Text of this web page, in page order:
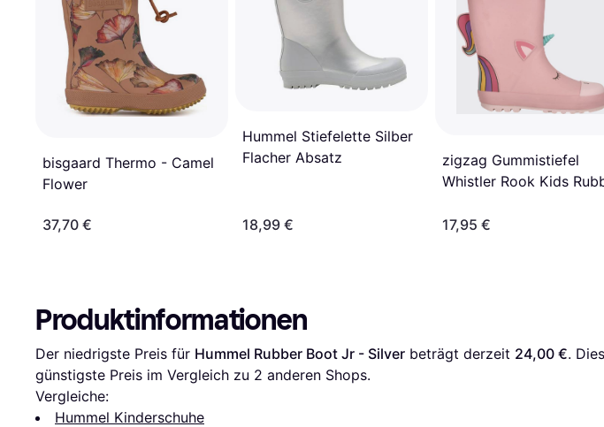
bisgaard Thermo - Camel
Flower
37,70 €
Hummel Stiefelette Silber
Flacher Absatz
18,99 €
zigzag Gummistiefel
Whistler Rook Kids
17,95 €
Produktinformationen
Der niedrigste Preis für Hummel Rubber Boot Jr - Silver beträgt derzeit 24,00 €.
günstigste Preis im Vergleich zu 2 anderen Shops.
Vergleiche:
Hummel Kinderschuhe